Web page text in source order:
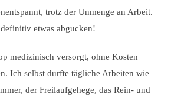
trotz der Unmenge an Arbeit.
etwas abgucken!
medizinisch versorgt, ohne Kosten
Ich selbst durfte tägliche Arbeiten wie
der Freilaufgehege, das Rein- und